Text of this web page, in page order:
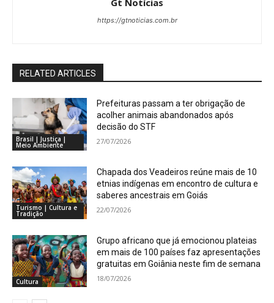
Gt Notícias
https://gtnoticias.com.br
RELATED ARTICLES
Brasil | Justiça |
Meio Ambiente
Prefeituras passam a ter obrigação de
acolher animais abandonados após
decisão do STF
27/07/2026
Turismo | Cultura e
Tradição
Chapada dos Veadeiros reúne mais de 10
etnias indígenas em encontro de cultura e
saberes ancestrais em Goiás
22/07/2026
Cultura
Grupo africano que já emocionou plateias
em mais de 100 países faz apresentações
gratuitas em Goiânia neste fim de semana
18/07/2026